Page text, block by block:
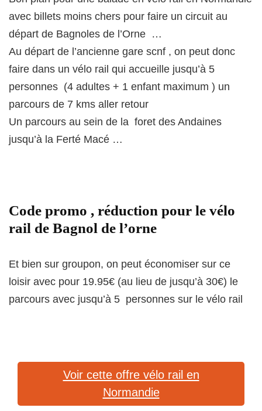
avec billets moins chers pour faire un circuit au
départ de Bagnoles de l’Orne …
Au départ de l’ancienne gare scnf , on peut donc
faire dans un vélo rail qui accueille jusqu’à 5
personnes (4 adultes + 1 enfant maximum ) un
parcours de 7 kms aller retour
Un parcours au sein de la foret des Andaines
jusqu’à la Ferté Macé …
Code promo , réduction pour le vélo
rail de Bagnol de l’orne
Et bien sur groupon, on peut économiser sur ce
loisir avec pour 19.95€ (au lieu de jusqu’à 30€) le
parcours avec jusqu’à 5 personnes sur le vélo rail
Voir cette offre vélo rail en
Normandie